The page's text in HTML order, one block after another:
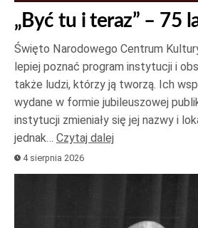
„Być tu i teraz” – 75
Święto Narodowego Centrum
lepiej poznać program instytucji i
także ludzi, którzy ją tworzą. Ich
wydane w formie jubileuszowej
instytucji zmieniały się jej nazwy i
jednak… Czytaj dalej
4 sierpnia 2026